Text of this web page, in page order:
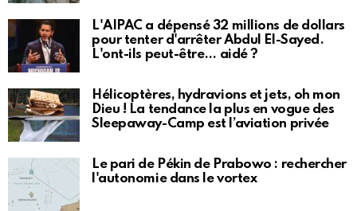
L'AIPAC a dépensé 32 millions de dollars
pour tenter d'arrêter Abdul El-Sayed.
L'ont-ils peut-être… aidé ?
Hélicoptères, hydravions et jets, oh mon
Dieu ! La tendance la plus en vogue des
Sleepaway-Camp est l’aviation privée
Le pari de Pékin de Prabowo : rechercher
l'autonomie dans le vortex